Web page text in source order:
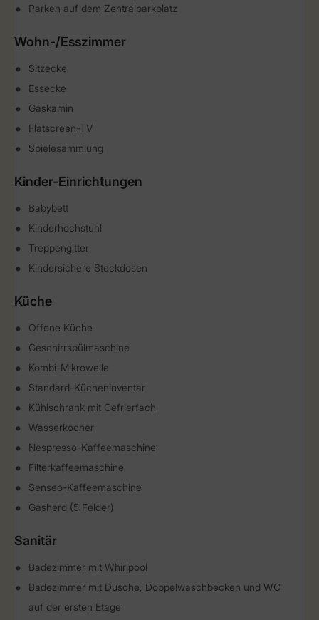
Parken auf dem Zentralparkplatz
Wohn-/Esszimmer
Sitzecke
Essecke
Gaskamin
Flatscreen-TV
Spielesammlung
Kinder-Einrichtungen
Babybett
Kinderhochstuhl
Treppengitter
Kindersichere Steckdosen
Küche
Offene Küche
Geschirrspülmaschine
Kombi-Mikrowelle
Standard-Kücheninventar
Kühlschrank mit Gefrierfach
Wasserkocher
Nespresso-Kaffeemaschine
Filterkaffeemaschine
Senseo-Kaffeemaschine
Gasherd (5 Felder)
Sanitär
Badezimmer mit Whirlpool
Badezimmer mit Dusche, Doppelwaschbecken und WC
auf der ersten Etage